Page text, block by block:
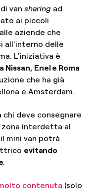
di van sharing ad
ai piccoli
aziende che
all'interno delle
L'iniziativa è
Nissan, Enel e Roma
che ha già
e Amsterdam.
deve consegnare
zona interdetta al
mini van potrà
evitando
.
contenuta (solo